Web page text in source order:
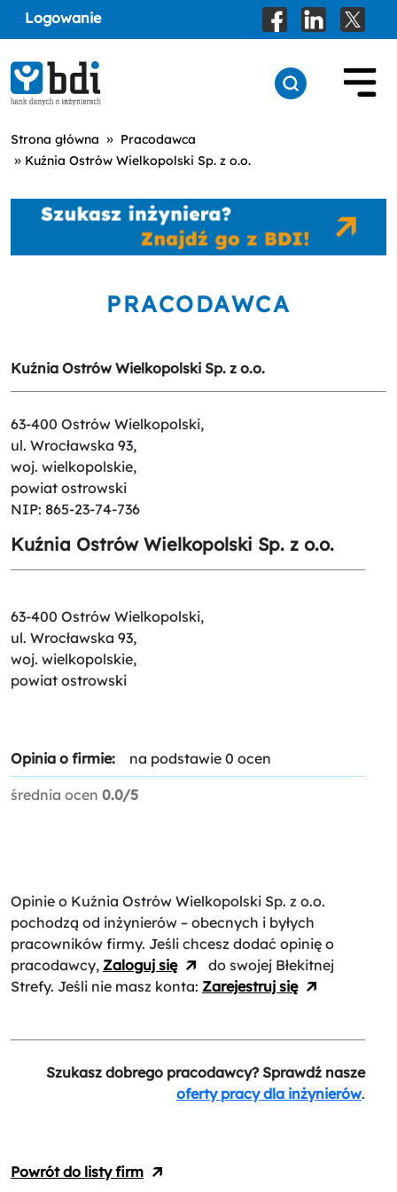
Logowanie
Strona główna » Pracodawca
» Kuźnia Ostrów Wielkopolski Sp. z o.o.
PRACODAWCA
Kuźnia Ostrów Wielkopolski Sp. z o.o.
63-400 Ostrów Wielkopolski,
ul. Wrocławska 93,
woj. wielkopolskie,
powiat ostrowski
NIP: 865-23-74-736
Kuźnia Ostrów Wielkopolski Sp. z o.o.
63-400 Ostrów Wielkopolski,
ul. Wrocławska 93,
woj. wielkopolskie,
powiat ostrowski
Opinia o firmie: na podstawie 0 ocen
średnia ocen 0.0/5
Opinie o Kuźnia Ostrów Wielkopolski Sp. z o.o.
pochodzą od inżynierów – obecnych i byłych
pracowników firmy. Jeśli chcesz dodać opinię o
pracodawcy, Zaloguj się
do swojej Błekitnej
Strefy. Jeśli nie masz konta: Zarejestruj się
Szukasz dobrego pracodawcy? Sprawdź nasze
oferty pracy dla inżynierów.
Powrót do listy firm